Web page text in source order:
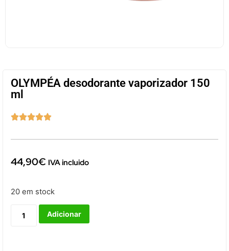
OLYMPÉA desodorante vaporizador 150
ml

44,90€ IVA incluido
20 em stock
Adicionar